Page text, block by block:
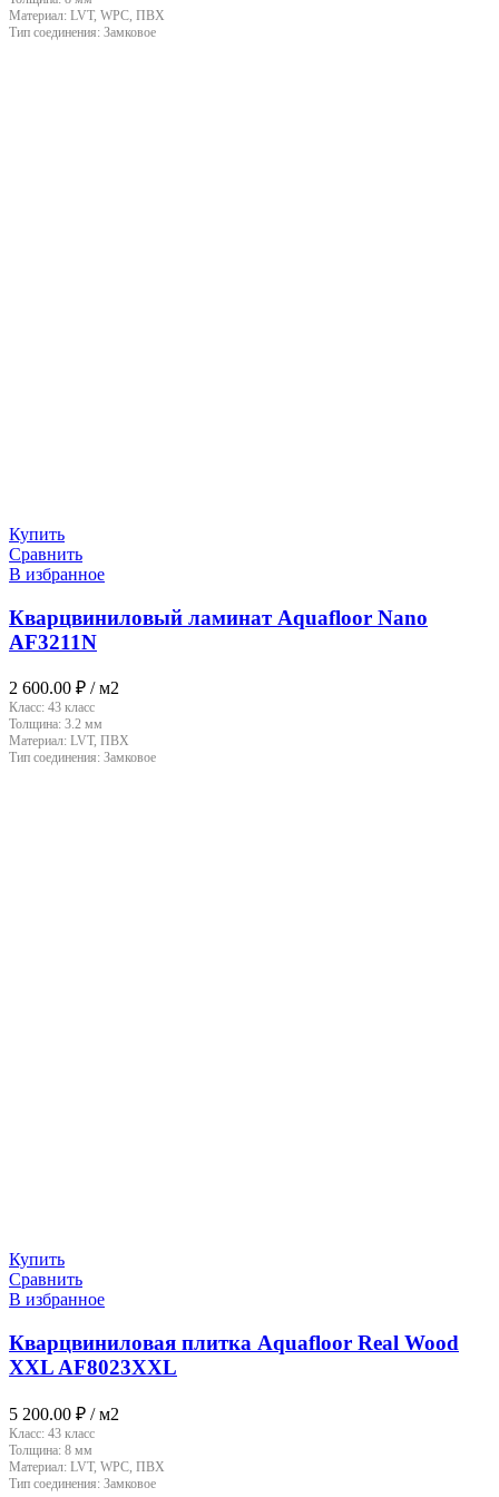
Материал: LVT, WPC, ПВХ
Тип соединения: Замковое
Купить
Сравнить
В избранное
Кварцвиниловый ламинат Aquafloor Nano
AF3211N
2 600.00 ₽ / м2
Класс: 43 класс
Толщина: 3.2 мм
Материал: LVT, ПВХ
Тип соединения: Замковое
Купить
Сравнить
В избранное
Кварцвиниловая плитка Aquafloor Real Wood
XXL AF8023XXL
5 200.00 ₽ / м2
Класс: 43 класс
Толщина: 8 мм
Материал: LVT, WPC, ПВХ
Тип соединения: Замковое